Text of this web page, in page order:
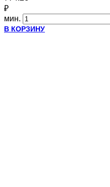
₽
мин.
В КОРЗИНУ